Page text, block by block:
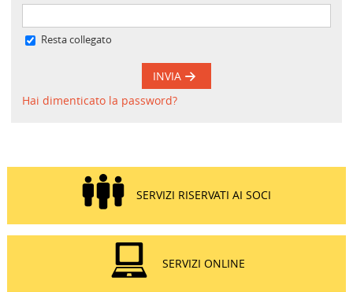
Resta collegato
INVIA
Hai dimenticato la password?
SERVIZI RISERVATI AI SOCI
SERVIZI ONLINE